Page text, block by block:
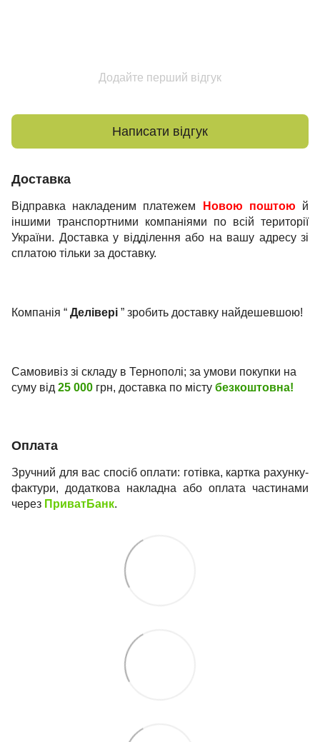
Додайте перший відгук
Написати відгук
Доставка
Відправка накладеним платежем Новою поштою й
іншими транспортними компаніями по всій території
України. Доставка у відділення або на вашу адресу зі
сплатою тільки за доставку.
Компанія “ Делівері ” зробить доставку найдешевшою!
Самовивіз зі складу в Тернополі; за умови покупки на
суму від 25 000 грн, доставка по місту безкоштовна!
Оплата
Зручний для вас спосіб оплати: готівка, картка рахунку-
фактури, додаткова накладна або оплата частинами
через ПриватБанк.